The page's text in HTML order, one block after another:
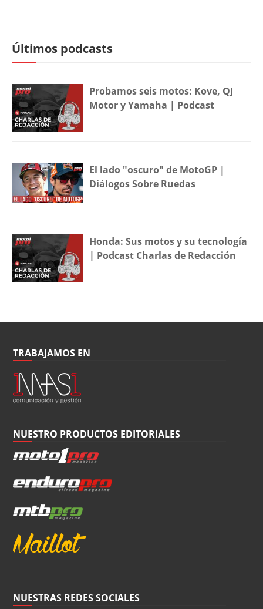
Últimos podcasts
Probamos seis motos: Kove, QJ
Motor y Yamaha | Podcast
El lado "oscuro" de MotoGP |
Diálogos Sobre Ruedas
Honda: Sus motos y su tecnología
| Podcast Charlas de Redacción
TRABAJAMOS EN
NUESTRO PRODUCTOS EDITORIALES
NUESTRAS REDES SOCIALES